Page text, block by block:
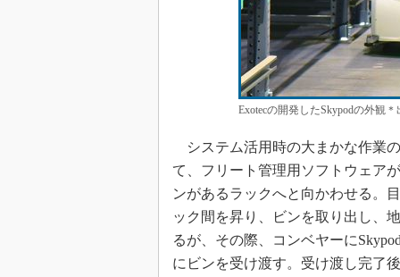
Exotecの開発したSkypodの外観
システム活用時の大まかな作業
て、フリート管理用ソフトウェア
ンがあるラックへと向かわせる。
ック間を昇り、ビンを取り出し、
るが、その際、コンベヤーに
にビンを受け渡す。受け渡し完了